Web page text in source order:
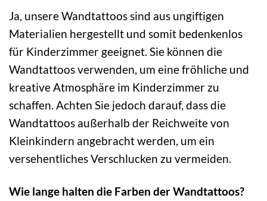
Ja, unsere Wandtattoos sind aus ungiftigen
Materialien hergestellt und somit bedenkenlos
für Kinderzimmer geeignet. Sie können die
Wandtattoos verwenden, um eine fröhliche und
kreative Atmosphäre im Kinderzimmer zu
schaffen. Achten Sie jedoch darauf, dass die
Wandtattoos außerhalb der Reichweite von
Kleinkindern angebracht werden, um ein
versehentliches Verschlucken zu vermeiden.
Wie lange halten die Farben der Wandtattoos?